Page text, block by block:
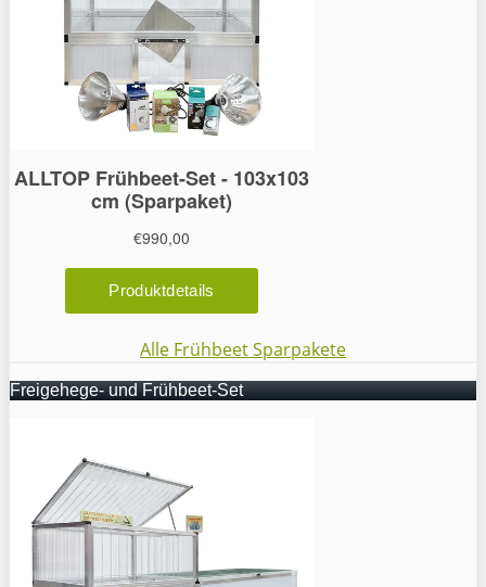
Alle Frühbeet Sparpakete
Freigehege- und Frühbeet-Set